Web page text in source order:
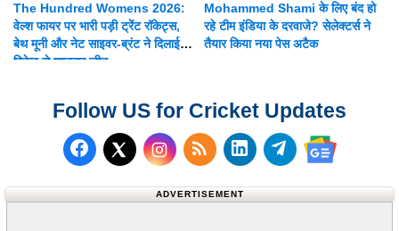
The Hundred Womens 2026:
वेल्श फायर पर भारी पड़ी ट्रेंट रॉकेट्स,
बेथ मूनी और नेट साइवर-ब्रंट ने दिलाई 8
विकेट से शानदार जीत
Mohammed Shami के लिए बंद हो
रहे टीम इंडिया के दरवाजे? सेलेक्टर्स ने
तैयार किया नया पेस अटैक
Follow US for Cricket Updates
Follow us on Facebook
Follow us on X (Twitter)
Subscribe to our RSS
Follow us on
Follow us on
Follow us
ADVERTISEMENT